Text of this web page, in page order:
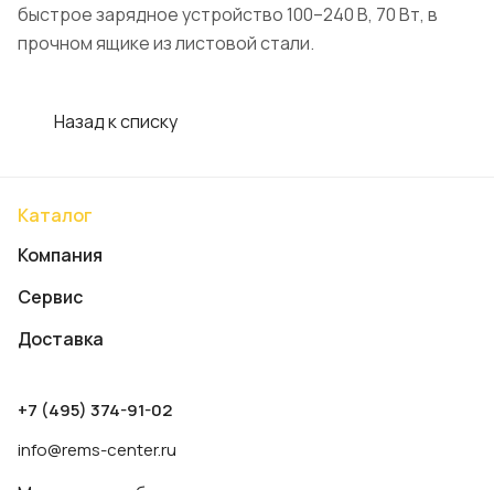
быстрое зарядное устройство 100–240 В, 70 Вт, в
прочном ящике из листовой стали.
Назад к списку
Каталог
Компания
Сервис
Доставка
+7 (495) 374-91-02
info@rems-center.ru